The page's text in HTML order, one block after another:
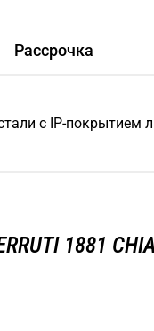
Рассрочка
с IP-
1881